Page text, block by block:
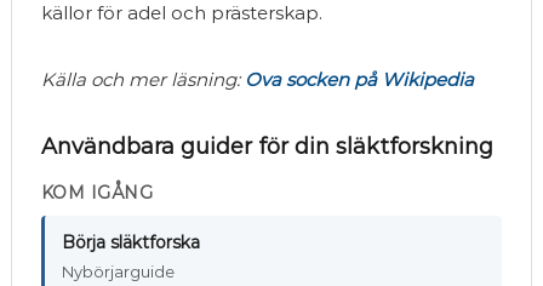
källor för adel och prästerskap.
Källa och mer läsning: Ova socken på Wikipedia
Användbara guider för din släktforskning
KOM IGÅNG
Börja släktforska
Nybörjarguide